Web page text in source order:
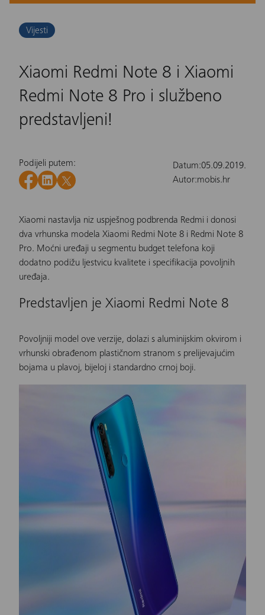
Vijesti
Xiaomi Redmi Note 8 i Xiaomi
Redmi Note 8 Pro i službeno
predstavljeni!
Podijeli putem: Datum:05.09.2019.
Autor:mobis.hr
Xiaomi nastavlja niz uspješnog podbrenda Redmi i donosi
dva vrhunska modela Xiaomi Redmi Note 8 i Redmi Note 8
Pro. Moćni uređaji u segmentu budget telefona koji
dodatno podižu ljestvicu kvalitete i specifikacija povoljnih
uređaja.
Predstavljen je Xiaomi Redmi Note 8
Povoljniji model ove verzije, dolazi s aluminijskim okvirom i
vrhunski obrađenom plastičnom stranom s prelijevajućim
bojama u plavoj, bijeloj i standardno crnoj boji.